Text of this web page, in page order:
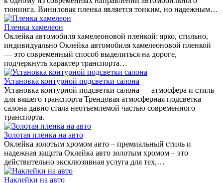
тюнинга. Виниловая пленка является тонким, но надежным…
Пленка хамелеон
Оклейка автомобиля хамелеоновой пленкой: ярко, стильно,
индивидуально Оклейка автомобиля хамелеоновой пленкой
— это современный способ выделиться на дороге,
подчеркнуть характер транспорта…
Установка контурной подсветки салона
Установка контурной подсветки салона — атмосфера и стиль
для вашего транспорта Трендовая атмосферная подсветка
салона давно стала неотъемлемой частью современного
транспорта.
Золотая пленка на авто
Оклейка золотым хромом авто – премиальный стиль и
надежная защита Оклейка авто золотым хромом – это
действительно эксклюзивная услуга для тех,…
Наклейки на авто